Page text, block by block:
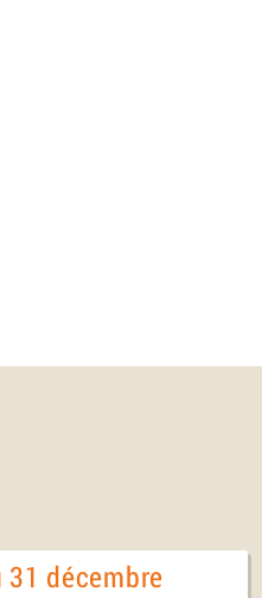
décembre